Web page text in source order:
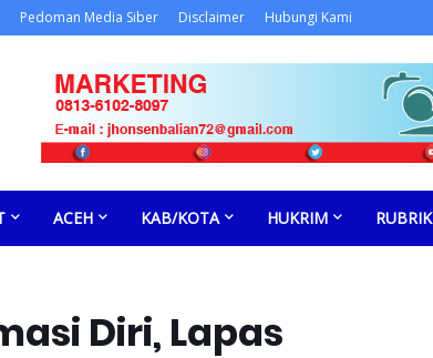
Pedoman Media Siber Disclaimer Hubungi Kami
ACEH KAB/KOTA HUKRIM RUBRIK
Diri, Lapas